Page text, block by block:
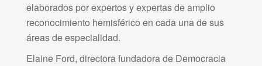
elaborados por expertos y expertas de amplio
reconocimiento hemisférico en cada una de sus
áreas de especialidad.
Elaine Ford, directora fundadora de Democracia